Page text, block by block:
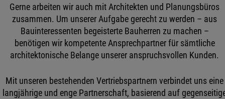
Gerne arbeiten wir auch mit Architekten und Planungsbüros
zusammen. Um unserer Aufgabe gerecht zu werden – aus
Bauinteressenten begeisterte Bauherren zu machen –
benötigen wir kompetente Ansprechpartner für sämtliche
architektonische Belange unserer anspruchsvollen Kunden.
Mit unseren bestehenden Vertriebspartnern verbindet uns eine
langjährige und enge Partnerschaft, basierend auf